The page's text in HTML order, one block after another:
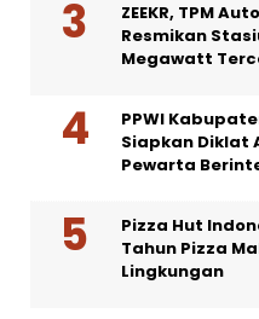
ZEEKR, TPM
Resmikan
Megawatt
PPWI
Siapkan Diklat
Pewarta
Pizza Hut
Tahun Pizza
Lingkungan